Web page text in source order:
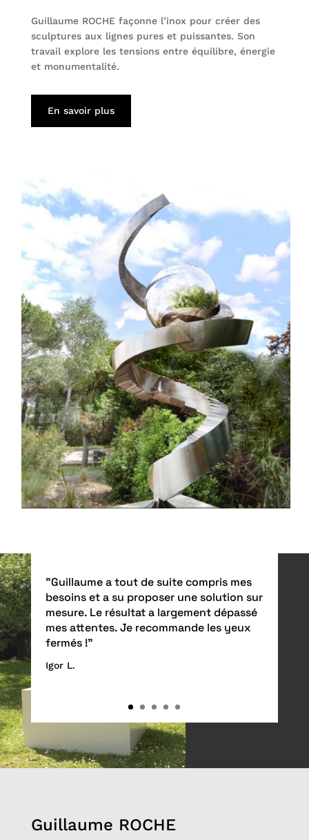
Guillaume ROCHE façonne l’inox pour créer des
sculptures aux lignes pures et puissantes. Son
travail explore les tensions entre équilibre, énergie
et monumentalité.
En savoir plus
"Guillaume a tout de suite compris mes
besoins et a su proposer une solution sur
mesure. Le résultat a largement dépassé
mes attentes. Je recommande les yeux
fermés !"
Igor L.
Guillaume ROCHE